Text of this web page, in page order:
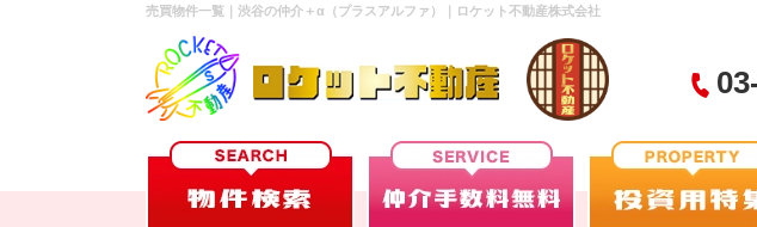
売買物件一覧｜渋谷の仲介＋α（プラスアルファ）｜ロケット不動産株式会社